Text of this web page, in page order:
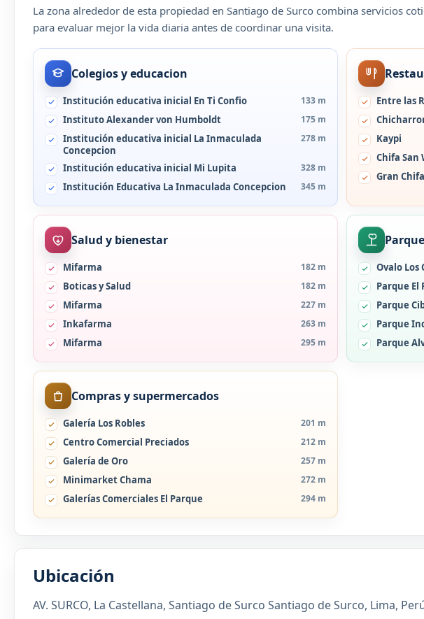
La zona alrededor de esta propiedad en Santiago de Surco combina servicios
para evaluar mejor la vida diaria antes de coordinar una visita.
Colegios y educacion
Institución educativa inicial En Ti Confio 133 m
Instituto Alexander von Humboldt 175 m
Institución educativa inicial La Inmaculada
Concepcion
278 m
Institución educativa inicial Mi Lupita 328 m
Institución Educativa La Inmaculada Concepcion 345 m
Entre las
Kaypi
Chifa San
Gran Chifa
Salud y bienestar
Mifarma 182 m
Boticas y Salud 182 m
Mifarma 227 m
Inkafarma 263 m
Mifarma 295 m
Ovalo Los
Parque El
Parque
Parque
Parque
Compras y supermercados
Galería Los Robles 201 m
Centro Comercial Preciados 212 m
Galería de Oro 257 m
Minimarket Chama 272 m
Galerías Comerciales El Parque 294 m
Ubicación
AV. SURCO, La Castellana, Santiago de Surco Santiago de Surco, Lima,